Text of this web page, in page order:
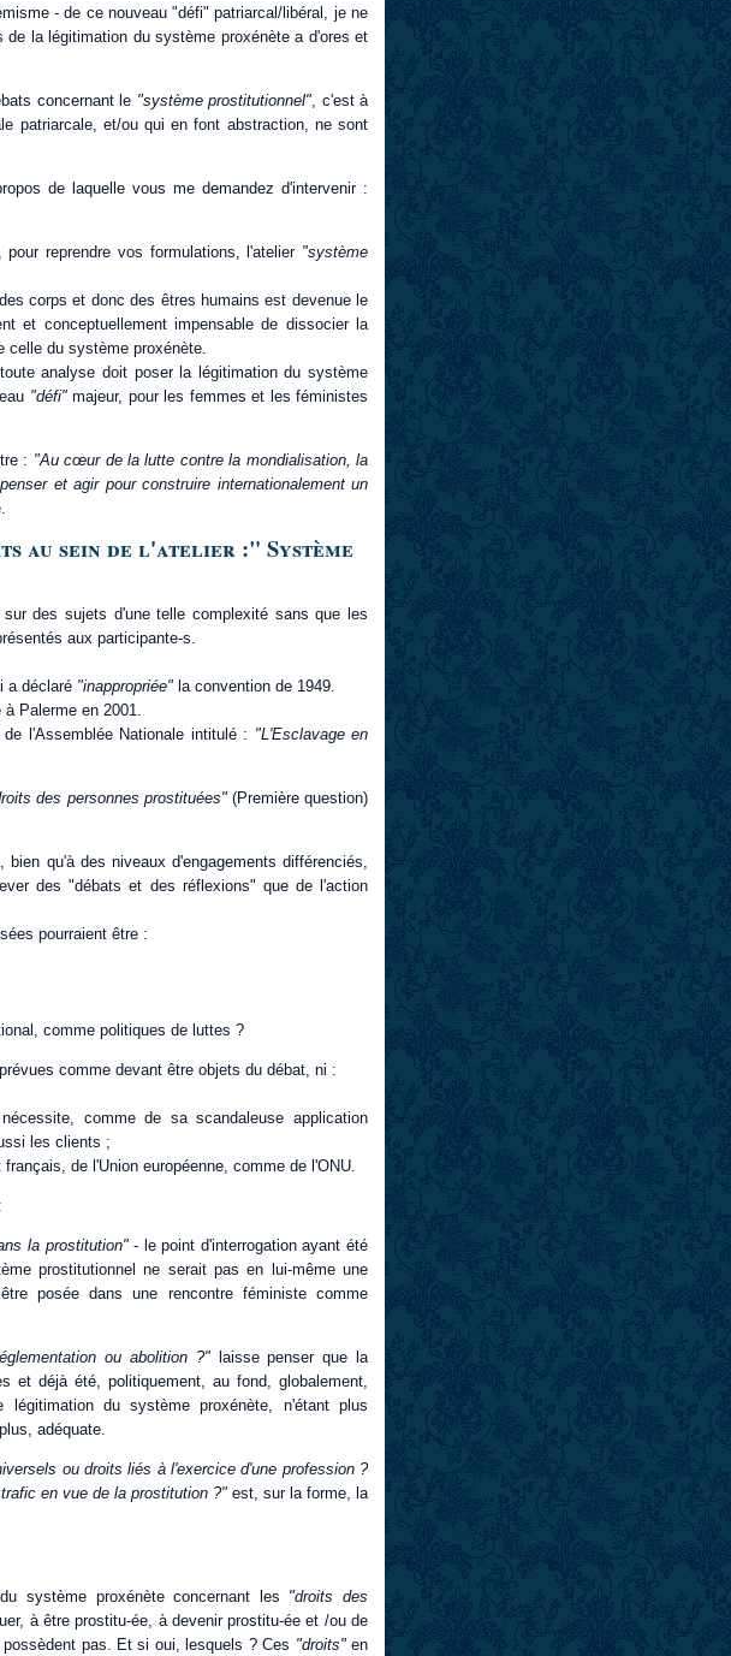
- de ce nouveau "défi" patriarcal/libéral, je ne
la légitimation du système proxénète a d'ores et
concernant le "système prostitutionnel", c'est à
patriarcale, et/ou qui en font abstraction, ne sont
de laquelle vous me demandez d'intervenir :
reprendre vos formulations, l'atelier "système
corps et donc des êtres humains est devenue le
et conceptuellement impensable de dissocier la
celle du système proxénète.
analyse doit poser la légitimation du système
"défi"majeur, pour les femmes et les féministes
: "Au cœur de la lutte contre la mondialisation, la
et agir pour construire internationalement un
au sein de l'atelier :" Système
des sujets d'une telle complexité sans que les
aux participante-s.
a déclaré "inappropriée" la convention de 1949.
Palerme en 2001.
l'Assemblée Nationale intitulé : "L'Esclavage en
des personnes prostituées" (Première question)
qu'à des niveaux d'engagements différenciés,
des "débats et des réflexions" que de l'action
pourraient être :
comme politiques de luttes ?
comme devant être objets du débat, ni :
comme de sa scandaleuse application
les clients ;
de l'Union européenne, comme de l'ONU.
la prostitution"- le point d'interrogation ayant été
prostitutionnel ne serait pas en lui-même une
posée dans une rencontre féministe comme
ou abolition ?"
laisse penser que la
et déjà été, politiquement, au fond, globalement,
du système proxénète, n'étant plus
adéquate.
ou droits liés à l'exercice d'une profession ?
en vue de la prostitution ?" est, sur la forme, la
système proxénète concernant les "droits des
à être prostitu-ée, à devenir prostitu-ée et /ou de
pas. Et si oui, lesquels ? Ces "droits"en